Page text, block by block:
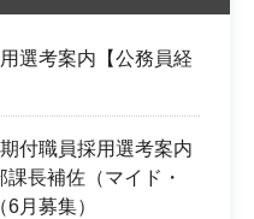
選考案内【公務員経
付職員採用選考案内
課長補佐（マイド・
月募集）